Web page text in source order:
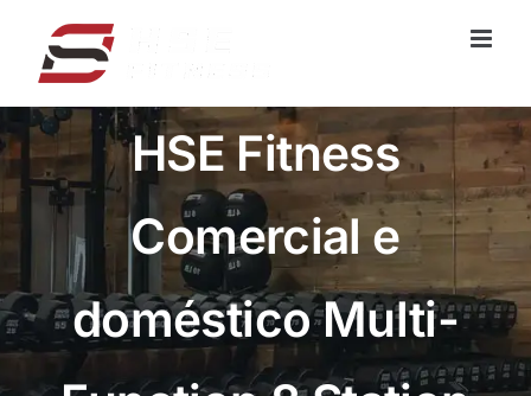
conteúdo
HSE Fitness
Comercial e
doméstico Multi-